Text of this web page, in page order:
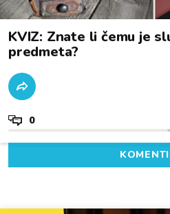
KVIZ: Znate li čemu je
predmeta?
0